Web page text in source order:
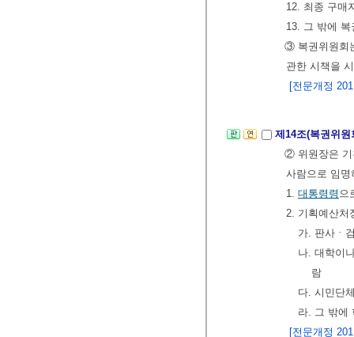
12. 최종 구매
13. 그 밖에
③ 복권위원회
관한 시책을
[전문개정
제14조(복권위
② 위원장은 기
사람으로 임
1. 대통령령 으
2. 기획예산처
가. 판사ㆍ
나. 대학이
람
다. 시민단
라. 그 밖에
[전문개정